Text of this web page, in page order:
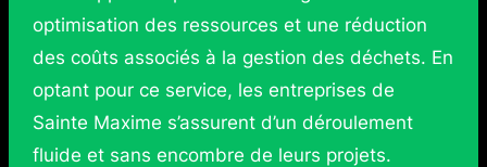
optimisation des ressources et une réduction
des coûts associés à la gestion des déchets. En
optant pour ce service, les entreprises de
Sainte Maxime s’assurent d’un déroulement
fluide et sans encombre de leurs projets.